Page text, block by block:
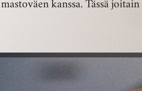
mastoväen kanssa. Tässä joitain